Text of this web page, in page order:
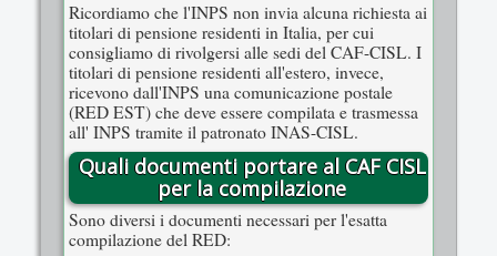
Ricordiamo che l'INPS non invia alcuna richiesta ai
titolari di pensione residenti in Italia, per cui
consigliamo di rivolgersi alle sedi del CAF-CISL. I
titolari di pensione residenti all'estero, invece,
ricevono dall'INPS una comunicazione postale
(RED EST) che deve essere compilata e trasmessa
all' INPS tramite il patronato INAS-CISL.
Quali documenti portare al CAF CISL
per la compilazione
Sono diversi i documenti necessari per l'esatta
compilazione del RED: